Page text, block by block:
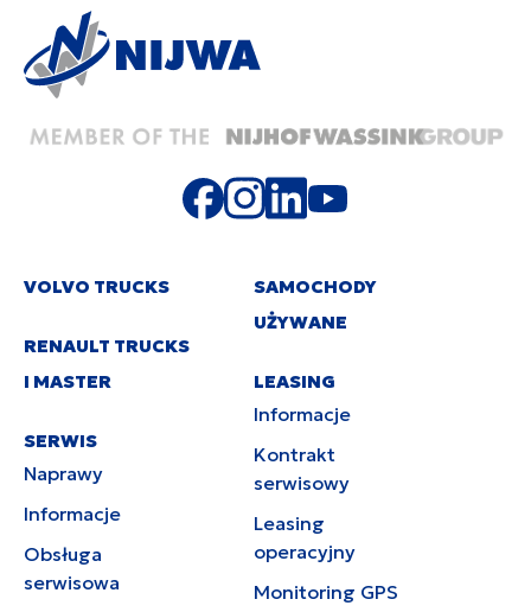
VOLVO TRUCKS
RENAULT TRUCKS
I MASTER
SERWIS
Naprawy
Informacje
Obsługa
serwisowa
SAMOCHODY
UŻYWANE
LEASING
Informacje
Kontrakt
serwisowy
Leasing
operacyjny
Monitoring GPS